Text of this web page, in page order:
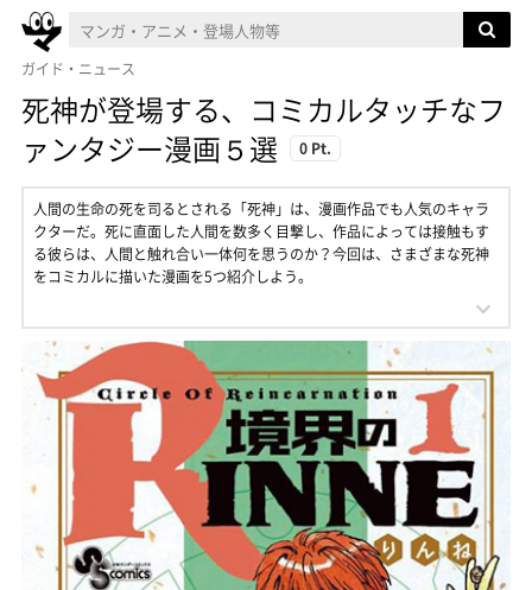
ガイド・ニュース
死神が登場する、コミカルタッチなフ
ァンタジー漫画５選
0 Pt.
人間の生命の死を司るとされる「死神」は、漫画作品でも人気のキャラ
クターだ。死に直面した人間を数多く目撃し、作品によっては接触もす
る彼らは、人間と触れ合い一体何を思うのか？今回は、さまざまな死神
をコミカルに描いた漫画を5つ紹介しよう。